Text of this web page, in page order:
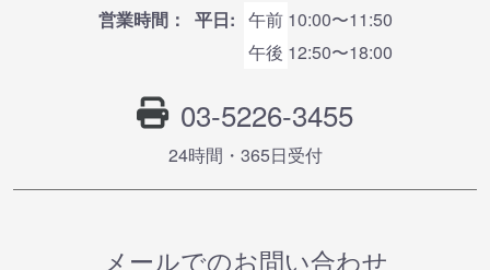
営業時間： 平日: 午前 10:00〜11:50
午後 12:50〜18:00
03-5226-3455
24時間・365⽇受付
メールでのお問い合わせ